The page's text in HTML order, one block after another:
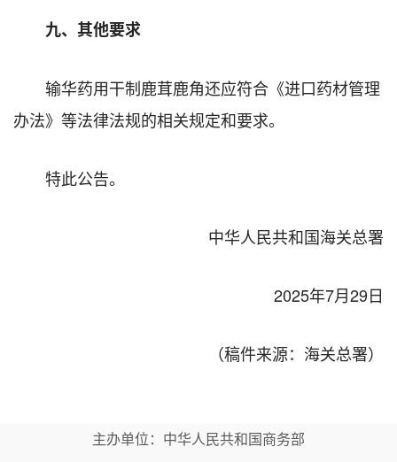
九、其他要求
输华药用干制鹿茸鹿角还应符合《进口药材管理
办法》等法律法规的相关规定和要求。
特此公告。
中华人民共和国海关总署
2025年7月29日
（稿件来源：海关总署）
主办单位：中华人民共和国商务部